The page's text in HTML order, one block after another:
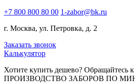
+7 800 800 80 00 1-zabor@bk.ru
г. Москва, ул. Петровка, д. 2
Заказать звонок
Калькулятор
Хотите купить дешево? Обращайтесь
ПРОИЗВОДСТВО ЗАБОРОВ ПО